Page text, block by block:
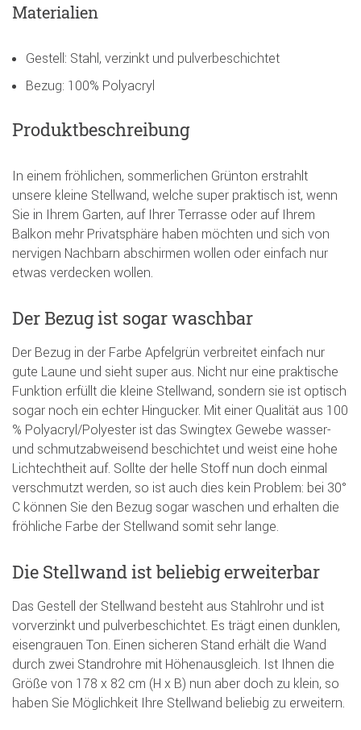
Materialien
Gestell: Stahl, verzinkt und pulverbeschichtet
Bezug: 100% Polyacryl
Produktbeschreibung
In einem fröhlichen, sommerlichen Grünton erstrahlt
unsere kleine Stellwand, welche super praktisch ist, wenn
Sie in Ihrem Garten, auf Ihrer Terrasse oder auf Ihrem
Balkon mehr Privatsphäre haben möchten und sich von
nervigen Nachbarn abschirmen wollen oder einfach nur
etwas verdecken wollen.
Der Bezug ist sogar waschbar
Der Bezug in der Farbe Apfelgrün verbreitet einfach nur
gute Laune und sieht super aus. Nicht nur eine praktische
Funktion erfüllt die kleine Stellwand, sondern sie ist optisch
sogar noch ein echter Hingucker. Mit einer Qualität aus 100
% Polyacryl/Polyester ist das Swingtex Gewebe wasser-
und schmutzabweisend beschichtet und weist eine hohe
Lichtechtheit auf. Sollte der helle Stoff nun doch einmal
verschmutzt werden, so ist auch dies kein Problem: bei 30°
C können Sie den Bezug sogar waschen und erhalten die
fröhliche Farbe der Stellwand somit sehr lange.
Die Stellwand ist beliebig erweiterbar
Das Gestell der Stellwand besteht aus Stahlrohr und ist
vorverzinkt und pulverbeschichtet. Es trägt einen dunklen,
eisengrauen Ton. Einen sicheren Stand erhält die Wand
durch zwei Standrohre mit Höhenausgleich. Ist Ihnen die
Größe von 178 x 82 cm (H x B) nun aber doch zu klein, so
haben Sie Möglichkeit Ihre Stellwand beliebig zu erweitern.